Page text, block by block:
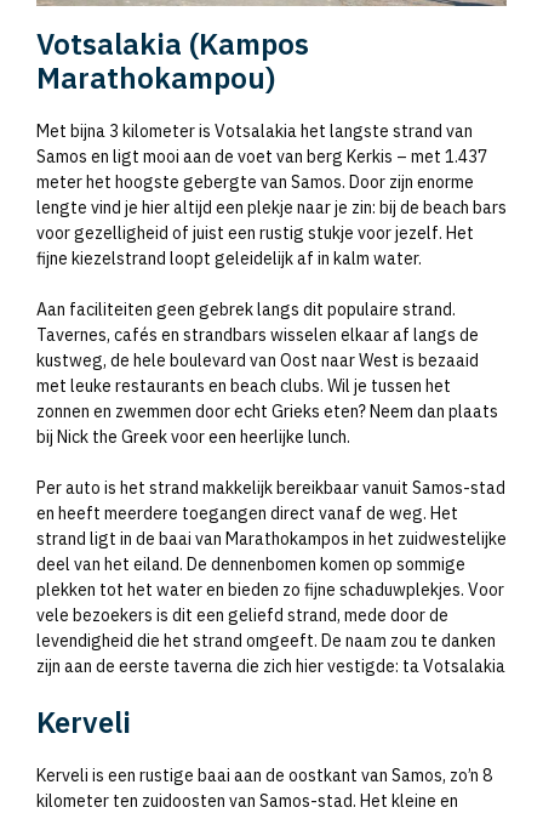
Votsalakia (Kampos
Marathokampou)
Met bijna 3 kilometer is Votsalakia het langste strand van
Samos en ligt mooi aan de voet van berg Kerkis – met 1.437
meter het hoogste gebergte van Samos. Door zijn enorme
lengte vind je hier altijd een plekje naar je zin: bij de beach bars
voor gezelligheid of juist een rustig stukje voor jezelf. Het
fijne kiezelstrand loopt geleidelijk af in kalm water.
Aan faciliteiten geen gebrek langs dit populaire strand.
Tavernes, cafés en strandbars wisselen elkaar af langs de
kustweg, de hele boulevard van Oost naar West is bezaaid
met leuke restaurants en beach clubs. Wil je tussen het
zonnen en zwemmen door echt Grieks eten? Neem dan plaats
bij Nick the Greek voor een heerlijke lunch.
Per auto is het strand makkelijk bereikbaar vanuit Samos-stad
en heeft meerdere toegangen direct vanaf de weg. Het
strand ligt in de baai van Marathokampos in het zuidwestelijke
deel van het eiland. De dennenbomen komen op sommige
plekken tot het water en bieden zo fijne schaduwplekjes. Voor
vele bezoekers is dit een geliefd strand, mede door de
levendigheid die het strand omgeeft. De naam zou te danken
zijn aan de eerste taverna die zich hier vestigde: ta Votsalakia
Kerveli
Kerveli is een rustige baai aan de oostkant van Samos, zo’n 8
kilometer ten zuidoosten van Samos-stad. Het kleine en